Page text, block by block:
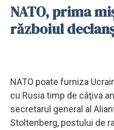
NATO, prima
războiul
NATO poate furniza
cu Rusia timp de câţiva
secretarul general al
Stoltenberg, postului de